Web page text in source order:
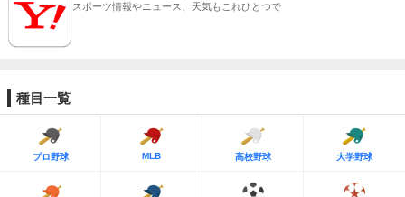
スポーツ情報やニュース、天気もこれひとつで
種目一覧
プロ野球 MLB 高校野球 大学野球